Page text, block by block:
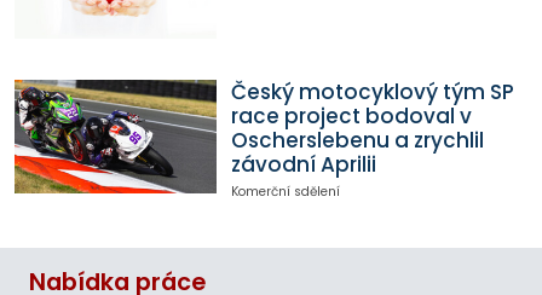
Český motocyklový tým SP
race project bodoval v
Oscherslebenu a zrychlil
závodní Aprilii
Komerční sdělení
Nabídka práce